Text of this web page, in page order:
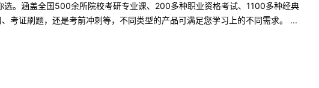
。涵盖全国500余所院校考研专业课、200多种职业资格考试、1100多种经典
考证刷题，还是考前冲刺等，不同类型的产品可满足您学习上的不同需求。 ...